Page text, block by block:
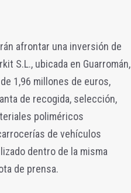
afrontar una inversión de
S.L., ubicada en Guarromán,
1,96 millones de euros,
de recogida, selección,
poliméricos
de vehículos
dentro de la misma
de prensa.